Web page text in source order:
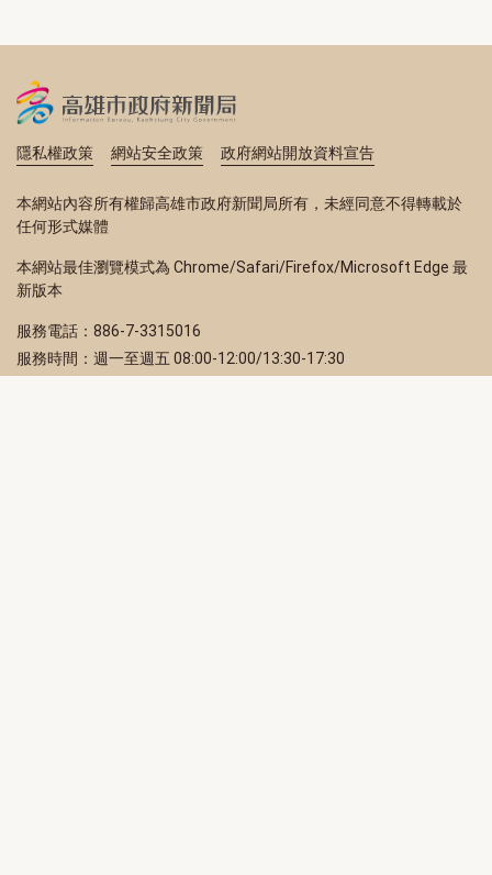
隱私權政策 網站安全政策 政府網站開放資料宣告
本網站內容所有權歸高雄市政府新聞局所有，未經同意不得轉載於
任何形式媒體
本網站最佳瀏覽模式為 Chrome/Safari/Firefox/Microsoft Edge 最
新版本
服務電話：886-7-3315016
服務時間：週一至週五 08:00-12:00/13:30-17:30